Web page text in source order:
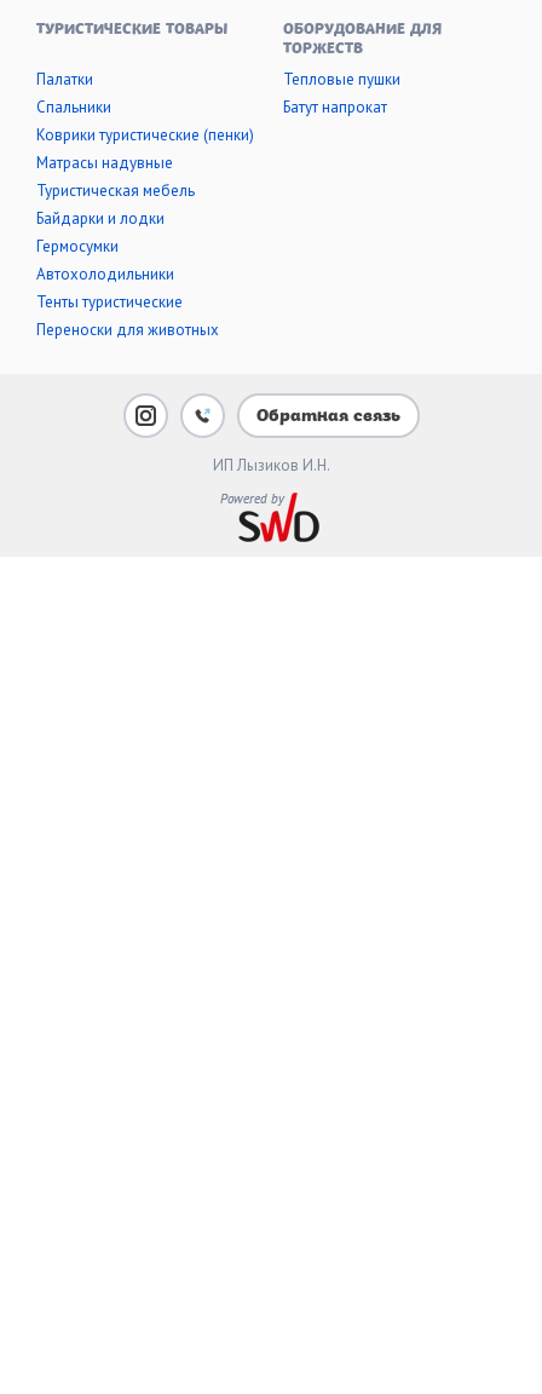
ТУРИСТИЧЕСКИЕ ТОВАРЫ
Палатки
Cпальники
Коврики туристические (пенки)
Матрасы надувные
Туристическая мебель
Байдарки и лодки
Гермосумки
Автохолодильники
Тенты туристические
Переноски для животных
ОБОРУДОВАНИЕ ДЛЯ
ТОРЖЕСТВ
Тепловые пушки
Батут напрокат
Обратная связь
ИП Лызиков И.Н.